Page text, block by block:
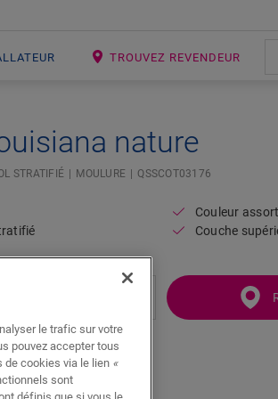
TROUVEZ REVENDEUR
nature
STRATIFIÉ MOULURE QSSCOT03176
Couleur
Couche
le trafic sur votre
pouvez accepter tous
de cookies via le lien «
sont